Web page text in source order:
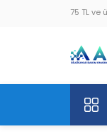
75 TL ve